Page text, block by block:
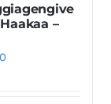
–